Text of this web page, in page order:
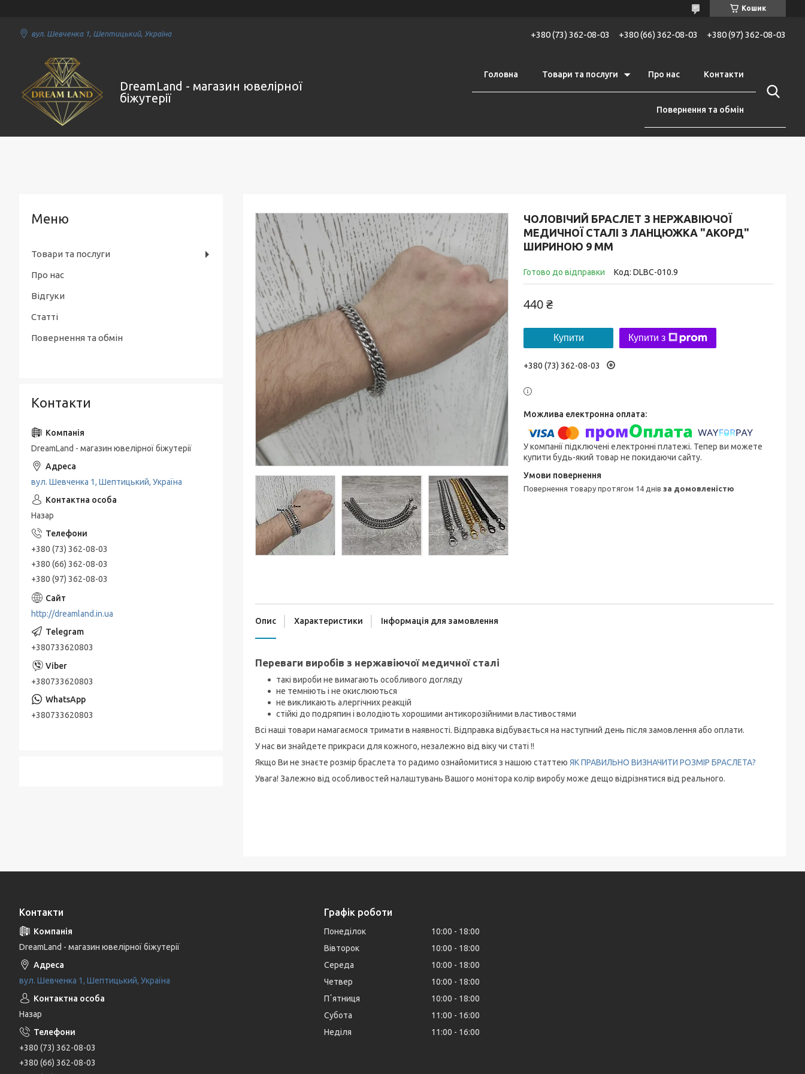
Кошик
вул. Шевченка 1, Шептицький, Україна +380 (73) 362-08-03 +380 (66) 362-08-03 +380 (97) 362-08-03
DreamLand - магазин ювелірної
біжутерії
Головна Товари та послуги Про нас Контакти
Повернення та обмін
ЧОЛОВІЧИЙ БРАСЛЕТ З НЕРЖАВІЮЧОЇ
МЕДИЧНОЇ СТАЛІ З ЛАНЦЮЖКА "АКОРД"
ШИРИНОЮ 9 ММ
Готово до відправки Код: DLBC-010.9
440 ₴
Купити Купити з
+380 (73) 362-08-03
У компанії підключені електронні платежі. Тепер ви можете
купити будь-який товар не покидаючи сайту.
повернення товару протягом 14 днів за домовленістю
Опис Характеристики Інформація для замовлення
Переваги виробів з нержавіючої медичної сталі
такі вироби не вимагають особливого догляду
не темніють і не окислюються
не викликають алергічних реакцій
стійкі до подряпин і володіють хорошими антикорозійними властивостями
Всі наші товари намагаємося тримати в наявності. Відправка відбувається на наступний день після замовлення або оплати.
У нас ви знайдете прикраси для кожного, незалежно від віку чи статі !!
Якщо Ви не знаєте розмір браслета то радимо ознайомитися з нашою статтею ЯК ПРАВИЛЬНО ВИЗНАЧИТИ РОЗМІР БРАСЛЕТА?
Увага! Залежно від особливостей налаштувань Вашого монітора колір виробу може дещо відрізнятися від реального.
Товари та послуги
Про нас
Відгуки
Статті
Повернення та обмін
Контакти
DreamLand - магазин ювелірної біжутерії
вул. Шевченка 1, Шептицький, Україна
Назар
+380 (73) 362-08-03
+380 (66) 362-08-03
+380 (97) 362-08-03
http://dreamland.in.ua
+380733620803
+380733620803
+380733620803
Контакти
DreamLand - магазин ювелірної біжутерії
вул. Шевченка 1, Шептицький, Україна
Назар
+380 (73) 362-08-03
+380 (66) 362-08-03
Графік роботи
Понеділок 10:00
18:00
Вівторок
10:00
18:00
Середа
10:00
18:00
Четвер
10:00
18:00
Пʼятниця
10:00
18:00
Субота
11:00
16:00
Неділя
11:00 16:00